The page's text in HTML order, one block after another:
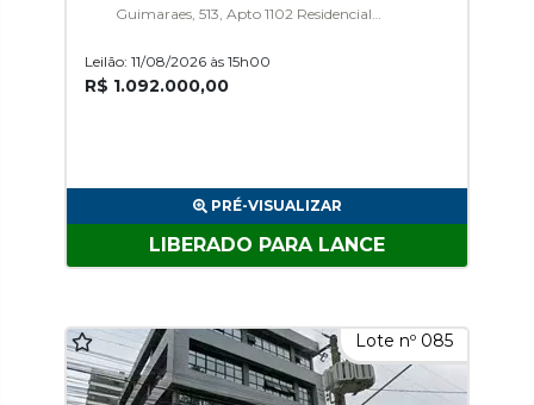
Guimaraes, 513, Apto 1102 Residencial
Leilão: 11/08/2026 às 15h00
R$ 1.092.000,00
PRÉ-VISUALIZAR
LIBERADO PARA LANCE
Lote nº 085